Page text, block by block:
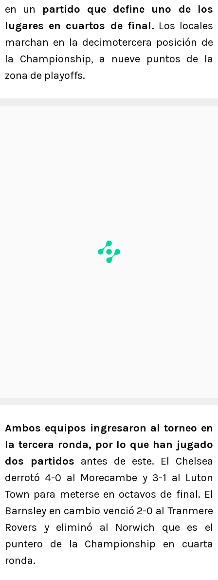
en un partido que define uno de los
lugares en cuartos de final. Los locales
marchan en la decimotercera posición de
la Championship, a nueve puntos de la
zona de playoffs.
Ambos equipos ingresaron al torneo en
la tercera ronda, por lo que han jugado
dos partidos antes de este. El Chelsea
derrotó 4-0 al Morecambe y 3-1 al Luton
Town para meterse en octavos de final. El
Barnsley en cambio venció 2-0 al Tranmere
Rovers y eliminó al Norwich que es el
puntero de la Championship en cuarta
ronda.